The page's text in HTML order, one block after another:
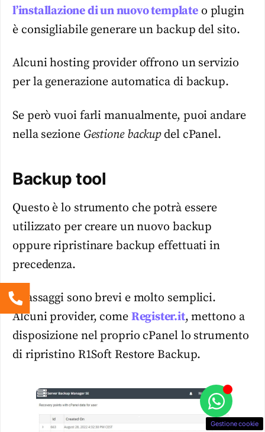
l’installazione di un nuovo templateo plugin
è consigliabile generare un backup del sito.
Alcuni hosting provider offrono un servizio
per la generazione automatica di backup.
Se però vuoi farli manualmente, puoi andare
nella sezione Gestione backupdel cPanel.
Backup tool
Questo è lo strumento che potrà essere
utilizzato per creare un nuovo backup
oppure ripristinare backup effettuati in
precedenza.
I passaggi sono brevi e molto semplici.
Alcuni provider, come Register.it, mettono a
disposizione nel proprio cPanel lo strumento
di ripristino R1Soft Restore Backup.
Gestione cookie